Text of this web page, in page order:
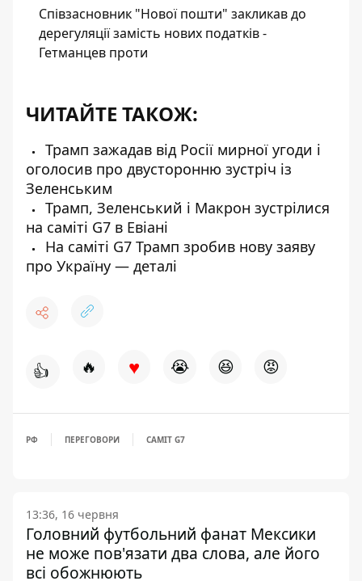
Співзасновник "Нової пошти" закликав до
дерегуляції замість нових податків -
Гетманцев проти
ЧИТАЙТЕ ТАКОЖ:
Трамп зажадав від Росії мирної угоди і
оголосив про двусторонню зустріч із
Зеленським
Трамп, Зеленський і Макрон зустрілися
на саміті G7 в Евіані
На саміті G7 Трамп зробив нову заяву
про Україну — деталі
👍 🔥 ♥ 😭 😆 😡
РФ ПЕРЕГОВОРИ САМІТ G7
13:36, 16 червня
Головний футбольний фанат Мексики
не може пов'язати два слова, але його
всі обожнюють